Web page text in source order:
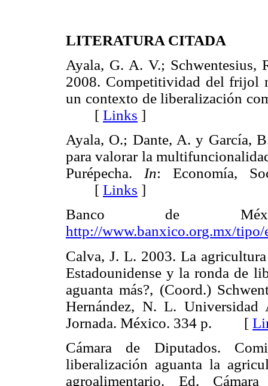
LITERATURA CITADA
Ayala, G. A. V.;
2008. Competitividad del frijol
un contexto de liberalización
[ Links ]
Ayala, O.; Dante, A. y García,
para valorar la
Purépecha. In: Economía,
[ Links ]
Banco de
http://www.banxico.org.mx/tipo/
Calva, J. L. 2003. La
Estadounidense y la ronda de
aguanta más?, (Coord.)
Hernández, N. L.
Jornada. México. 334 p. [
Cámara de Diputados.
liberalización aguanta la
agroalimentario. Ed.